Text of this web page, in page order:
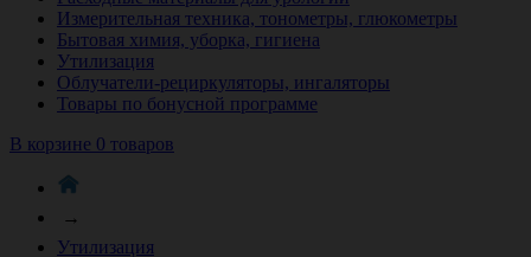
Измерительная техника, тонометры, глюкометры
Бытовая химия, уборка, гигиена
Утилизация
Облучатели-рециркуляторы, ингаляторы
Товары по бонусной программе
В корзине 0 товаров
→
Утилизация